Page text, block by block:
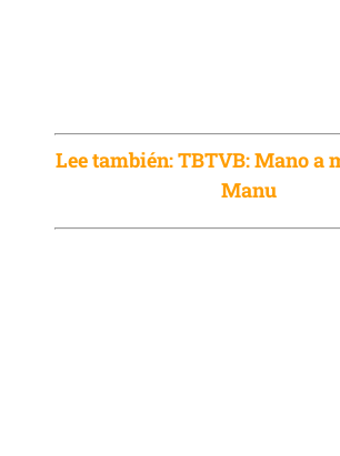
Lee también: TBTVB: Mano a
Manu